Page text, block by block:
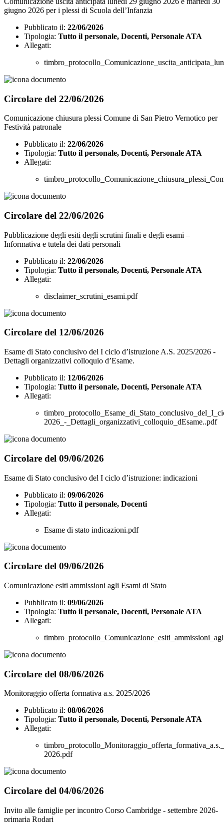
giugno 2026 per i plessi di Scuola dell’Infanzia
Pubblicato il: 22/06/2026
Tipologia: Tutto il personale, Docenti, Personale ATA
Allegati:
Circolare del 22/06/2026
Comunicazione chiusura plessi Comune di San Pietro Vernotico per
Festività patronale
Pubblicato il: 22/06/2026
Tipologia: Tutto il personale, Docenti, Personale ATA
Allegati:
Circolare del 22/06/2026
Pubblicazione degli esiti degli scrutini finali e degli esami –
Informativa e tutela dei dati personali
Pubblicato il: 22/06/2026
Tipologia: Tutto il personale, Docenti, Personale ATA
Allegati:
disclaimer_scrutini_esami.pdf
Circolare del 12/06/2026
Esame di Stato conclusivo del I ciclo d’istruzione A.S. 2025/2026 -
Dettagli organizzativi colloquio d’Esame.
Pubblicato il: 12/06/2026
Tipologia: Tutto il personale, Docenti, Personale ATA
Allegati:
2026_-_Dettagli_organizzativi_colloquio_dEsame..pdf
Circolare del 09/06/2026
Esame di Stato conclusivo del I ciclo d’istruzione: indicazioni
Pubblicato il: 09/06/2026
Tipologia: Tutto il personale, Docenti
Allegati:
Esame di stato indicazioni.pdf
Circolare del 09/06/2026
Comunicazione esiti ammissioni agli Esami di Stato
Pubblicato il: 09/06/2026
Tipologia: Tutto il personale, Docenti, Personale ATA
Allegati:
Circolare del 08/06/2026
Monitoraggio offerta formativa a.s. 2025/2026
Pubblicato il: 08/06/2026
Tipologia: Tutto il personale, Docenti, Personale ATA
Allegati:
2026.pdf
Circolare del 04/06/2026
Invito alle famiglie per incontro Corso Cambridge - settembre 2026-
primaria Rodari